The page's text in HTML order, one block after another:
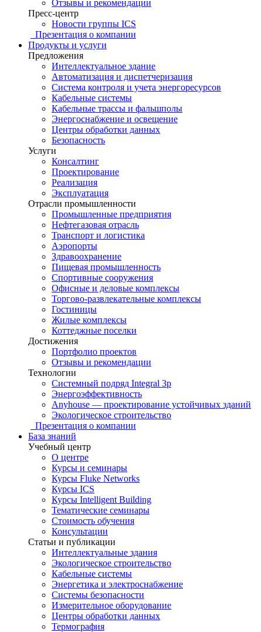
Отзывы и рекомендации
Пресс-центр
Новости группы ICS
Презентация о компании
Продукты и услуги
Предложения
Интеллектуальное здание
Автоматизация и диспетчеризация
Система контроля и учета энергоресурсов
Кабельные системы
Кабельные трассы и фальшполы
Энергоснабжение и освещение
Центры обработки данных
Безопасность
Услуги
Консалтинг
Проектирование
Реализация
Эксплуатация
Отрасли промышленности
Промышленные предприятия
Нефтегазовая отрасль
Транспорт и логистика
Аэропорты
Здравоохранение
Пищевая промышленность
Спортивные сооружения
Офисные и деловые комплексы
Торгово-развлекательные комплексы
Гостиницы
Жилые комплексы
Коттеджные поселки
Достижения
Портфолио проектов
Отзывы и рекомендации
Технологии
Системный подряд Integral 3p
Энергоэффективность
Anyhouse — проектирование устойчивых зданий
Экологическое строительство
Презентация о компании
База знаний
Учебный центр
О центре
Курсы и семинары
Курсы Fluke Networks
Курсы ICS
Курсы Intelligent Building
Тематические семинары
Стоимость обучения
Консультации
Статьи и публикации
Интеллектуальные здания
Экологическое строительство
Кабельные системы
Энергетика и электроснабжение
Системы безопасности
Измерительное оборудование
Центры обработки данных
Термография